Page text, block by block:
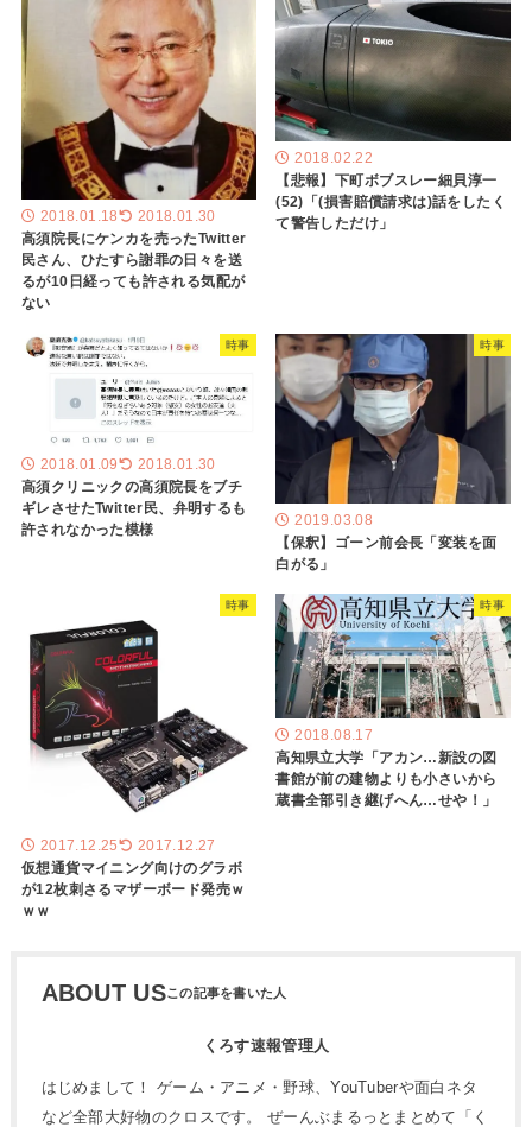
2018.01.18 2018.01.30
高須院長にケンカを売ったTwitter
民さん、ひたすら謝罪の日々を送
るが10日経っても許される気配が
ない
2018.02.22
【悲報】下町ボブスレー細貝淳一
(52)「(損害賠償請求は)話をしたく
て警告しただけ」
時事
2018.01.09 2018.01.30
高須クリニックの高須院長をブチ
ギレさせたTwitter民、弁明するも
許されなかった模様
時事
2019.03.08
【保釈】ゴーン前会長「変装を面
白がる」
時事
2017.12.25 2017.12.27
仮想通貨マイニング向けのグラボ
が12枚刺さるマザーボード発売ｗ
ｗｗ
時事
2018.08.17
高知県立大学「アカン…新設の図
書館が前の建物よりも小さいから
蔵書全部引き継げへん…せや！」
ABOUT US
くろす速報管理人
はじめまして！ ゲーム・アニメ・野球、YouTuberや面白ネタ
など全部大好物のクロスです。 ぜーんぶまるっとまとめて「く